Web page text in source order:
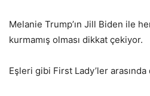
Melanie Trump’ın Jill Biden ile
kurmamış olması dikkat çekiyor.
Eşleri gibi First Lady’ler